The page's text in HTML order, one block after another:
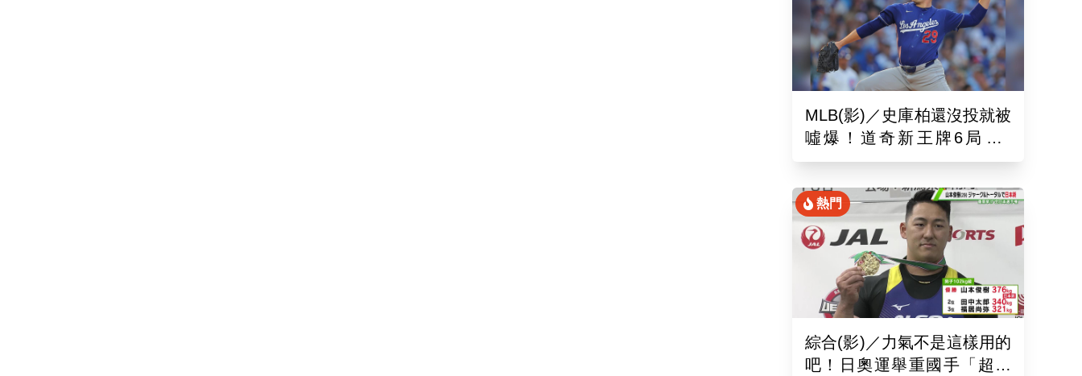
MLB(影)／史庫柏還沒投就被
噓爆！道奇新王牌6局失2
分 交易後首秀吞第六敗
熱門
綜合(影)／力氣不是這樣用的
吧！日奧運舉重國手「超商